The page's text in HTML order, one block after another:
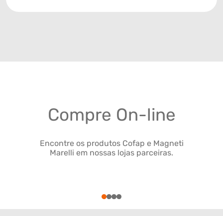
Compre On-line
Encontre os produtos Cofap e Magneti
Marelli em nossas lojas parceiras.
1234